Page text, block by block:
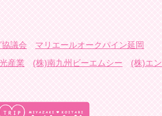
議会
マリエールオークパイン延岡
産業 (株)南九州ビーエムシー
(株)エン